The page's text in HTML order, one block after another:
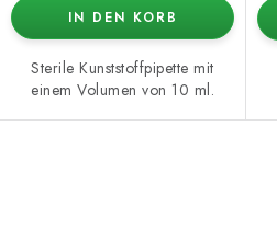
IN DEN KORB
Sterile Kunststoffpipette mit
einem Volumen von 10 ml.